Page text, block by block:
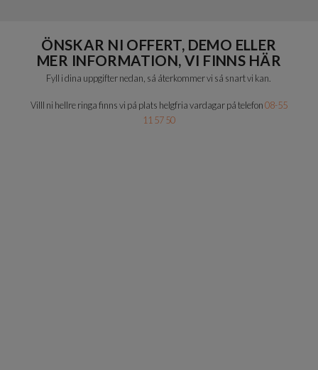
ÖNSKAR NI OFFERT, DEMO ELLER
MER INFORMATION, VI FINNS HÄR
Fyll i dina uppgifter nedan, så återkommer vi så snart vi kan.
Villl ni hellre ringa finns vi på plats helgfria vardagar på telefon08-55
11 57 50